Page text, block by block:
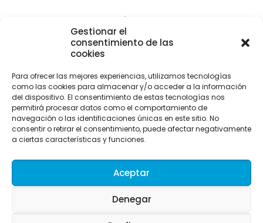
Gestionar el
consentimiento de las
cookies
Para ofrecer las mejores experiencias, utilizamos tecnologías
como las cookies para almacenar y/o acceder a la información
del dispositivo. El consentimiento de estas tecnologías nos
permitirá procesar datos como el comportamiento de
navegación o las identificaciones únicas en este sitio. No
consentir o retirar el consentimiento, puede afectar negativamente
a ciertas características y funciones.
Aceptar
Denegar
CONTACTO Y LOCALIZACIÓN
Parque empresarial de Asipo
Plaza Julio Alberto Blanco, 1 - 1ª planta - Of. 33
info@uitaasturias.com
985 741 141 Móvil: 639 711 231 / 605 04 96 50